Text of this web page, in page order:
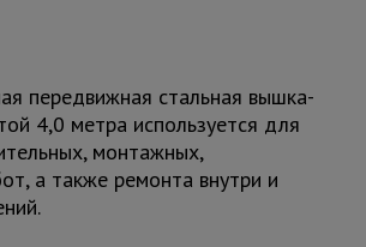
передвижная стальная вышка-
4,0 метра используется для
монтажных,
а также ремонта внутри и